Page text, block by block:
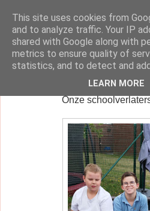
klasblog van
Onze
This site uses cookies from
and to analyze traffic. Your IP
shared with Google along with
metrics to ensure quality of
statistics, and to detect and
LEARN MORE